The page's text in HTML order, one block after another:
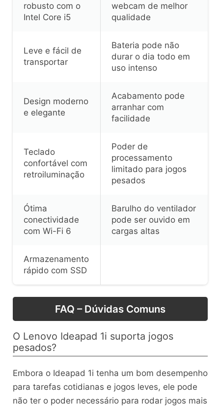
robusto com o
Intel Core i5
webcam de melhor
qualidade
Leve e fácil de
transportar
Bateria pode não
durar o dia todo em
uso intenso
Design moderno
e elegante
Acabamento pode
arranhar com
facilidade
Teclado
confortável com
retroiluminação
Poder de
processamento
limitado para jogos
pesados
Ótima
conectividade
com Wi-Fi 6
Barulho do ventilador
pode ser ouvido em
cargas altas
Armazenamento
rápido com SSD
FAQ – Dúvidas Comuns
O Lenovo Ideapad 1i suporta jogos
pesados?
Embora o Ideapad 1i tenha um bom desempenho
para tarefas cotidianas e jogos leves, ele pode
não ter o poder necessário para rodar jogos mais